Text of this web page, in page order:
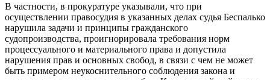
В частности, в прокуратуре указывали, что при
осуществлении правосудия в указанных делах судья Беспалько
нарушила задачи и принципы гражданского
судопроизводства, проигнорировала требования норм
процессуального и материального права и допустила
нарушения прав и основных свобод, в связи с чем не может
быть примером неукоснительного соблюдения закона и